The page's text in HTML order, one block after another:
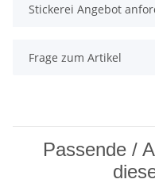
Stickerei Angebot
Frage zum Artikel
Passende /